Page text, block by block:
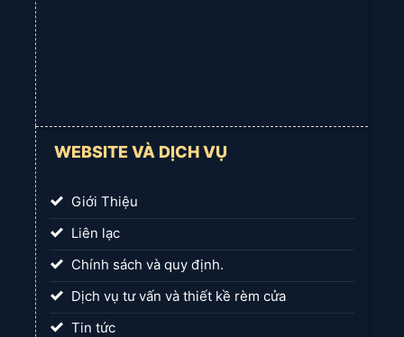
WEBSITE VÀ DỊCH VỤ
Giới Thiệu
Liên lạc
Chính sách và quy định.
Dịch vụ tư vấn và thiết kề rèm cửa
Tin tức